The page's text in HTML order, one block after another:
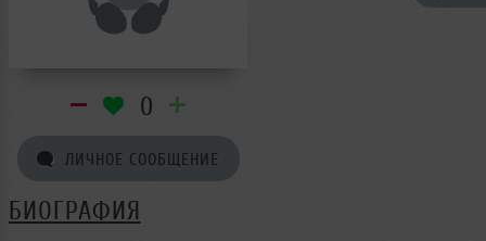
0
ЛИЧНОЕ СООБЩЕНИЕ
БИОГРАФИЯ